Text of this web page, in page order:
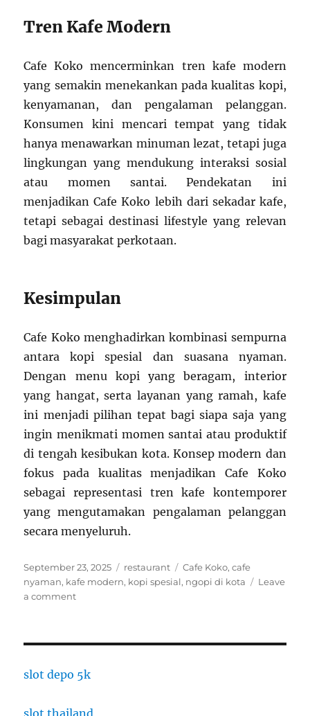
Tren Kafe Modern
Cafe Koko mencerminkan tren kafe modern
yang semakin menekankan pada kualitas kopi,
kenyamanan, dan pengalaman pelanggan.
Konsumen kini mencari tempat yang tidak
hanya menawarkan minuman lezat, tetapi juga
lingkungan yang mendukung interaksi sosial
atau momen santai. Pendekatan ini
menjadikan Cafe Koko lebih dari sekadar kafe,
tetapi sebagai destinasi lifestyle yang relevan
bagi masyarakat perkotaan.
Kesimpulan
Cafe Koko menghadirkan kombinasi sempurna
antara kopi spesial dan suasana nyaman.
Dengan menu kopi yang beragam, interior
yang hangat, serta layanan yang ramah, kafe
ini menjadi pilihan tepat bagi siapa saja yang
ingin menikmati momen santai atau produktif
di tengah kesibukan kota. Konsep modern dan
fokus pada kualitas menjadikan Cafe Koko
sebagai representasi tren kafe kontemporer
yang mengutamakan pengalaman pelanggan
secara menyeluruh.
Posted
on
September 23, 2025 Categories
restaurant Tags
Cafe Koko,cafe
nyaman, kafe modern, kopi spesial, ngopi di kota
Leave
a commenton
dan
Suasana
slot depo 5k
slot thailand